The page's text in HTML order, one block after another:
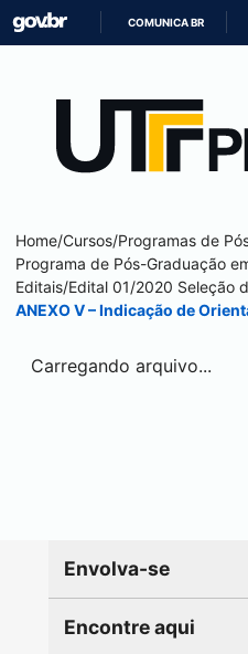
COMUNICA BR
Home/Cursos/Programas de
Programa de Pós-Graduação
Editais/Edital 01/2020 Seleção
ANEXO V – Indicação de
Carregando arquivo...
Envolva-se
Encontre aqui